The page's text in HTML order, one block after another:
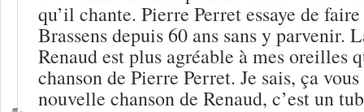
qu’il chante. Pierre Perret essaye de
Brassens depuis 60 ans sans y parvenir.
Renaud est plus agréable à mes oreilles
chanson de Pierre Perret. Je sais, ça
nouvelle chanson de Renaud, c’est un